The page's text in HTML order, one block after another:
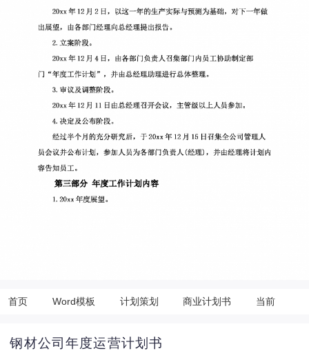
首页 Word模板 计划策划 商业计划书 当前
钢材公司年度运营计划书